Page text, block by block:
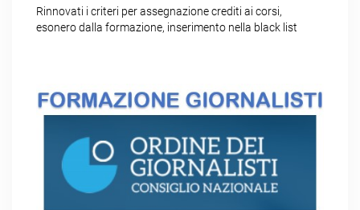
Rinnovati i criteri per assegnazione crediti ai corsi,
esonero dalla formazione, inserimento nella black list